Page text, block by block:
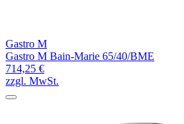
Gastro M
Gastro M Bain-Marie 65/40/BME
714,25 €
zzgl. MwSt.